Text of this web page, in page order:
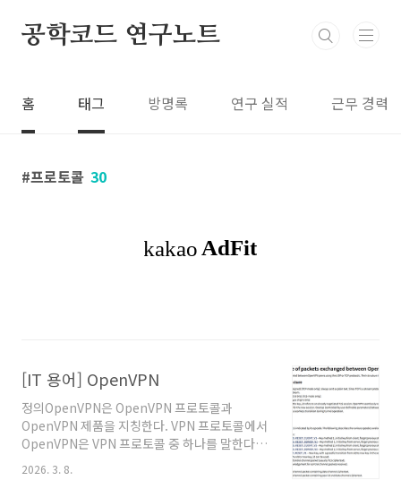
공학코드 연구노트
홈 태그 방명록 연구 실적 근무 경력
프로토콜 30
[IT 용어] OpenVPN
정의OpenVPN은 OpenVPN 프로토콜과
OpenVPN 제품을 지칭한다. VPN 프로토콜에서
OpenVPN은 VPN 프로토콜 중 하나를 말한다.
OpenVPN 프로토콜은 아래의 사진처럼 공개되
어 있다. OpenVPN 프로토콜의 라이센스는
2026. 3. 8.